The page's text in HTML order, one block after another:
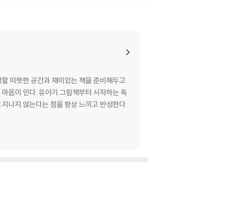
따뜻한 공간과 재미있는 책을 준비해두고
음이 인다. 유아기 그림책부터 시작하는 독